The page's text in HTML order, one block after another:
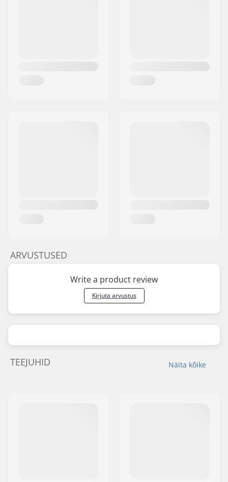
ARVUSTUSED
Write a product review
Kirjuta arvustus
Näita kõike
TEEJUHID